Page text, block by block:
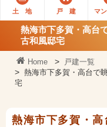
土 地 戸 建 マ
熱海市下多賀・高台
古和風邸宅
Home
戸建一覧
熱海市下多賀・高台で
宅
熱海市下多賀・